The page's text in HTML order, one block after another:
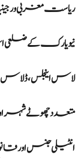
ریاست مغربی
نیویارک کے ضلعی
لاس اینجلس، ڈلاس،
متعدد چھوٹے شہر
انٹیلی جنس اور